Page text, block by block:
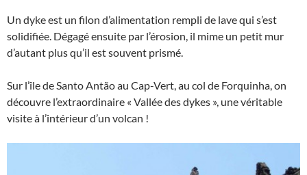
Un dyke est un filon d’alimentation rempli de lave qui s’est
solidifiée. Dégagé ensuite par l’érosion, il mime un petit mur
d’autant plus qu’il est souvent prismé.
Sur l’île de Santo Antão au Cap-Vert, au col de Forquinha, on
découvre l’extraordinaire « Vallée des dykes », une véritable
visite à l’intérieur d’un volcan !